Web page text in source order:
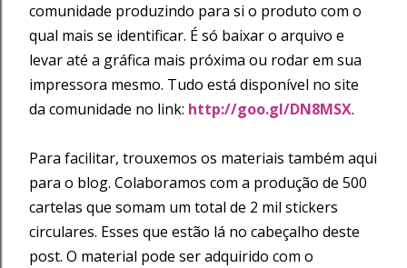
comunidade produzindo para si o produto com o
qual mais se identificar. É só baixar o arquivo e
levar até a gráfica mais próxima ou rodar em sua
impressora mesmo. Tudo está disponível no site
da comunidade no link: http://goo.gl/DN8MSX.
Para facilitar, trouxemos os materiais também aqui
para o blog. Colaboramos com a produção de 500
cartelas que somam um total de 2 mil stickers
circulares. Esses que estão lá no cabeçalho deste
post. O material pode ser adquirido com o